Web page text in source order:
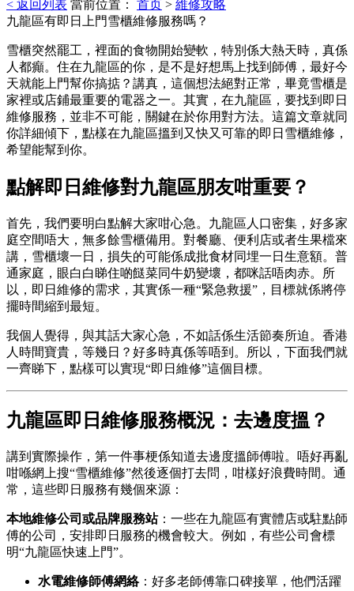
< 返回列表 當前位置： 首页 > 維修攻略
九龍區有即日上門雪櫃維修服務嗎？
雪櫃突然罷工，裡面的食物開始變軟，特別係大熱天時，真係
人都癲。住在九龍區的你，是不是好想馬上找到師傅，最好今
天就能上門幫你搞掂？講真，這個想法絕對正常，畢竟雪櫃是
家裡或店鋪最重要的電器之一。其實，在九龍區，要找到即日
維修服務，並非不可能，關鍵在於你用對方法。這篇文章就同
你詳細傾下，點樣在九龍區搵到又快又可靠的即日雪櫃維修，
希望能幫到你。
點解即日維修對九龍區朋友咁重要？
首先，我們要明白點解大家咁心急。九龍區人口密集，好多家
庭空間唔大，無多餘雪櫃備用。對餐廳、便利店或者生果檔來
講，雪櫃壞一日，損失的可能係成批食材同埋一日生意額。普
通家庭，眼白白睇住啲餸菜同牛奶變壞，都咪話唔肉赤。所
以，即日維修的需求，其實係一種“緊急救援”，目標就係將停
擺時間縮到最短。
我個人覺得，與其話大家心急，不如話係生活節奏所迫。香港
人時間寶貴，等幾日？好多時真係等唔到。所以，下面我們就
一齊睇下，點樣可以實現“即日維修”這個目標。
九龍區即日維修服務概況：去邊度搵？
講到實際操作，第一件事梗係知道去邊度搵師傅啦。唔好再亂
咁喺網上搜“雪櫃維修”然後逐個打去問，咁樣好浪費時間。通
常，這些即日服務有幾個來源：
本地維修公司或品牌服務站：一些在九龍區有實體店或駐點師
傅的公司，安排即日服務的機會較大。例如，有些公司會標
明“九龍區快速上門”。
水電維修師傅網絡：好多老師傅靠口碑接單，他們活躍